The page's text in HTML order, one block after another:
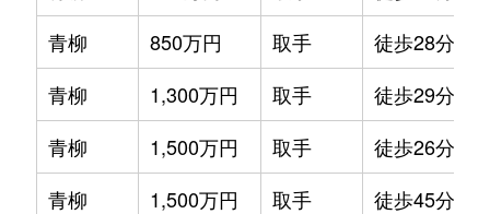
青柳
850万円 取手
徒歩28分
青柳
1,300万円 取手
徒歩29分
青柳
1,500万円 取手
徒歩26分
青柳
1,500万円 取手
徒歩45分